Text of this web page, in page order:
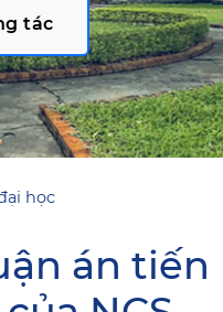
tác
học
án tiến